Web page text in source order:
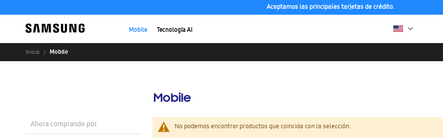
Aceptamos las principales tarjetas de crédito.
Mobile Tecnología AI
Inicio Mobile
Mobile
No podemos encontrar productos que coincida con la selección.
Ahora comprando por